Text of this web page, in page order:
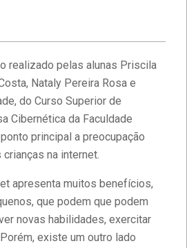
realizado pelas alunas Priscila
Nataly Pereira Rosa e
do Curso Superior de
Cibernética da Faculdade
principal a preocupação
na internet.
apresenta muitos benefícios,
que podem que podem
novas habilidades, exercitar
existe um outro lado